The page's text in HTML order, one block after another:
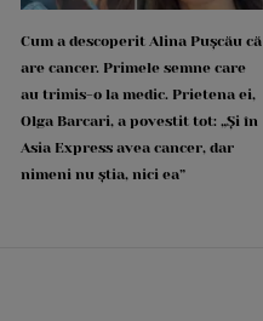
Cum a descoperit Alina Pușcău că
are cancer. Primele semne care
au trimis-o la medic. Prietena ei,
Olga Barcari, a povestit tot: „Și în
Asia Express avea cancer, dar
nimeni nu știa, nici ea”